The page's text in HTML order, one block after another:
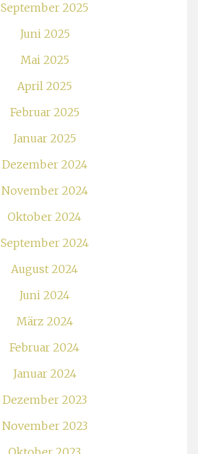
September 2025
Juni 2025
Mai 2025
April 2025
Februar 2025
Januar 2025
Dezember 2024
November 2024
Oktober 2024
September 2024
August 2024
Juni 2024
März 2024
Februar 2024
Januar 2024
Dezember 2023
November 2023